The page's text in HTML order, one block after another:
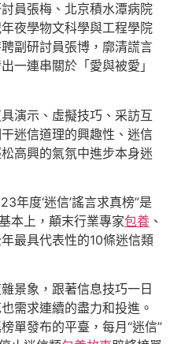
員張梅、北京積水潭病院
夜學物文科學與工程學院
副研討員張博，廓清謊言
一連串關於「愛與被愛」
演示、虛擬技巧、采訪互
迷信道理的興趣性、迷信
高興的氣氛中進步本身迷
度‘迷信’謠言求真榜”是
本上，顛末行業專家包養 、
最具代表性的10條迷信類
景象，跟著信息技巧一日
需求連續的盡力和投進。
單發布的平臺，每月“迷信”